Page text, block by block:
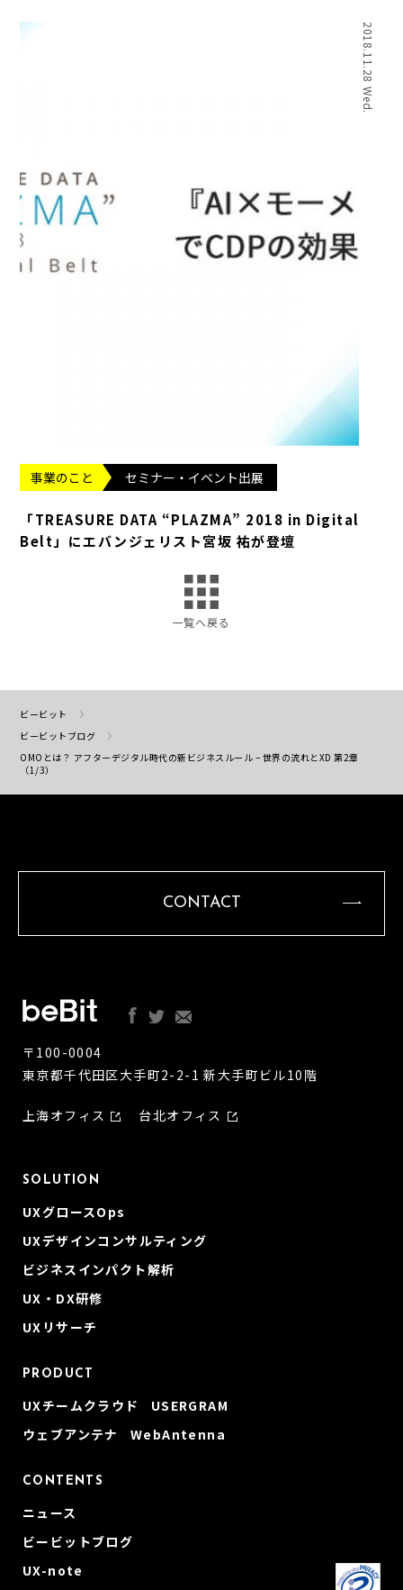
2018.11.28 Wed.
事業のこと セミナー・イベント出展
「TREASURE DATA “PLAZMA” 2018 in Digital
Belt」にエバンジェリスト宮坂 祐が登壇
一覧へ戻る
ビービット
ビービットブログ
OMOとは？ アフターデジタル時代の新ビジネスルール – 世界の流れとXD 第2章
（1/3）
CONTACT
〒100-0004
東京都千代田区大手町2-2-1 新大手町ビル10階
上海オフィス 台北オフィス
SOLUTION
UXグロースOps
UXデザインコンサルティング
ビジネスインパクト解析
UX・DX研修
UXリサーチ
PRODUCT
UXチームクラウド USERGRAM
ウェブアンテナ WebAntenna
CONTENTS
ニュース
ビービットブログ
UX-note